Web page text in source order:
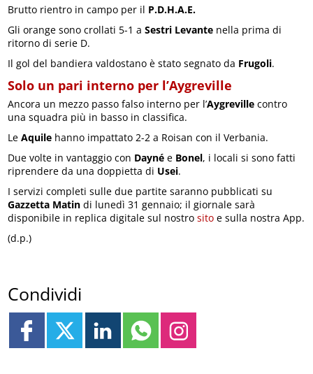
Brutto rientro in campo per il P.D.H.A.E.
Gli orange sono crollati 5-1 aSestri Levante nella prima di
ritorno di serie D.
Il gol del bandiera valdostano è stato segnato da Frugoli.
Solo un pari interno per l’Aygreville
Ancora un mezzo passo falso interno per l’Aygreville contro
una squadra più in basso in classifica.
LeAquile hanno impattato 2-2 a Roisan con il Verbania.
Due volte in vantaggio con Dayné e Bonel, i locali si sono fatti
riprendere da una doppietta di Usei.
I servizi completi sulle due partite saranno pubblicati su
Gazzetta Matin di lunedì 31 gennaio; il giornale sarà
disponibile in replica digitale sul nostrosito e sulla nostra App.
(d.p.)
Condividi